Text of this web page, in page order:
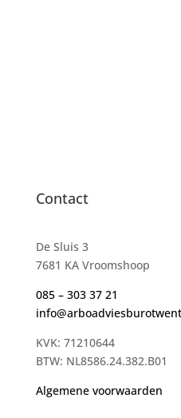
Contact
De Sluis 3
7681 KA Vroomshoop
085 – 303 37 21
KVK: 71210644
BTW: NL8586.24.382.B01
Algemene voorwaarden